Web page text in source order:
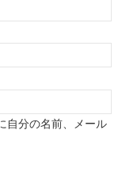
自分の名前、メール